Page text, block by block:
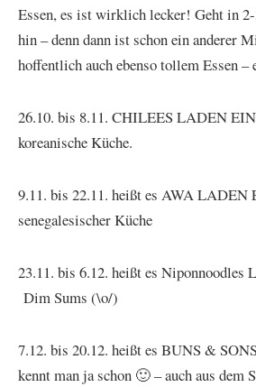
Essen, es ist wirklich lecker! Geht in
hin – denn dann ist schon ein anderer
hoffentlich auch ebenso tollem Essen –
26.10. bis 8.11. CHILEES LADEN
koreanische Küche.
9.11. bis 22.11. heißt es AWA
senegalesischer Küche
23.11. bis 6.12. heißt es
Dim Sums (\o/)
7.12. bis 20.12. heißt es BUNS &
kennt man ja schon 🙂 – auch aus dem